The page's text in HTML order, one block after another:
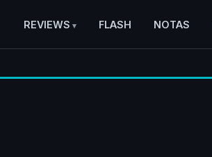
REVIEWS FLASH NOTAS